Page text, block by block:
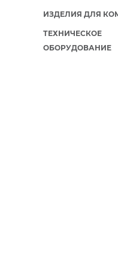
ИЗДЕЛИЯ ДЛЯ
ТЕХНИЧЕСКОЕ
ОБОРУДОВАНИЕ